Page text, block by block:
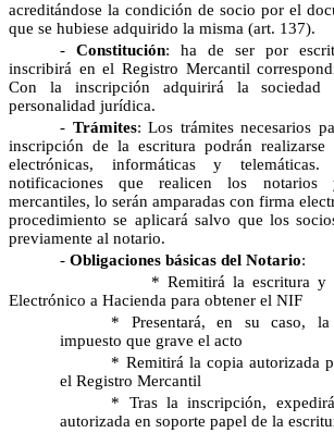
acreditándose la condición de socio por el
que se hubiese adquirido la misma (art. 137).
-Constitución: ha de ser por
inscribirá en el Registro Mercantil
Con la inscripción adquirirá la sociedad
personalidad jurídica.
- Trámites: Los trámites necesarios
inscripción de la escritura podrán realizarse
electrónicas, informáticas y
notificaciones que realicen los notarios
mercantiles, lo serán amparadas con firma
procedimiento se aplicará salvo que los
previamente al notario.
-Obligaciones básicas del Notario:
* Remitirá la escritura y el
Electrónico a Hacienda para obtener el NIF
* Presentará, en su caso,
impuesto que grave el acto
* Remitirá la copia autorizada
el Registro Mercantil
* Tras la inscripción,
autorizada en soporte papel de la